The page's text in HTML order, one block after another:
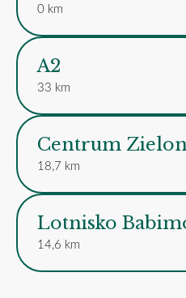
0 km
A2
33 km
Centrum
18,7 km
Lotnisko
14,6 km